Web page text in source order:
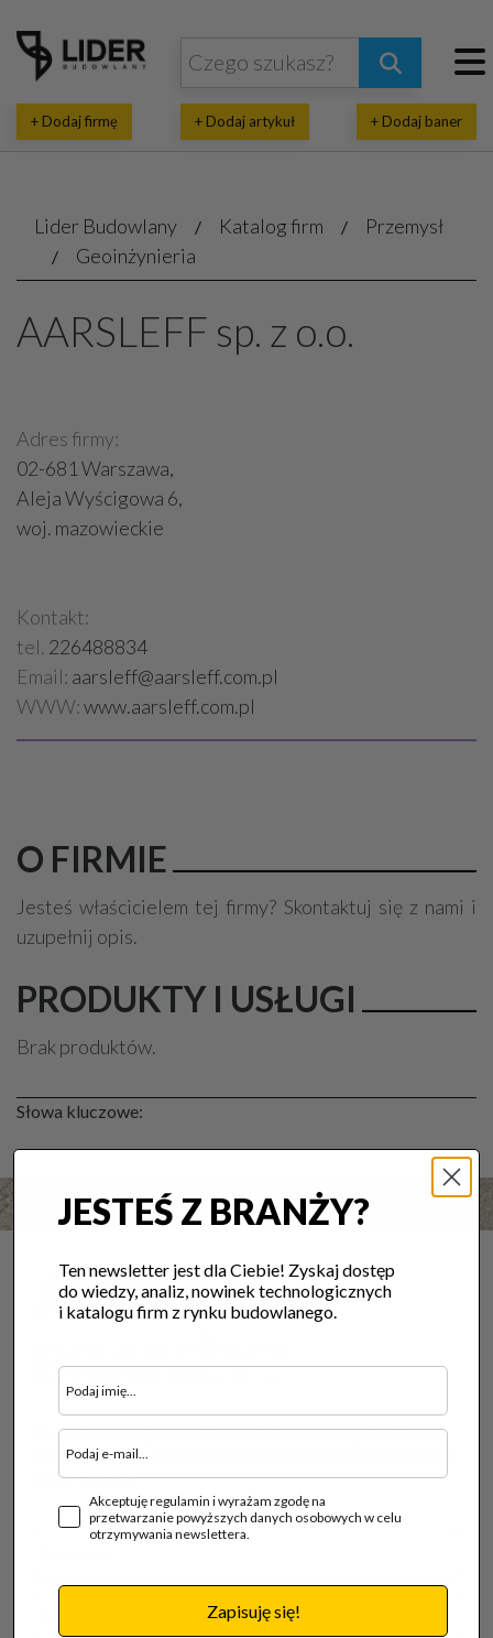
+ Dodaj firmę + Dodaj artykuł + Dodaj baner
Lider Budowlany Katalog firm
Przemysł
Geoinżynieria
AARSLEFF sp. z o.o.
Adres firmy:
02-681 Warszawa,
Aleja Wyścigowa 6,
woj. mazowieckie
Kontakt:
tel. 226488834
Email: aarsleff@aarsleff.com.pl
WWW:www.aarsleff.com.pl
O FIRMIE
Jesteś właścicielem tej firmy? Skontaktuj się z nami i
uzupełnij opis.
PRODUKTY I USŁUGI
Brak produktów.
Słowa kluczowe:
JESTEŚ Z
BRANŻY?
Ten newsletter jest dla Ciebie! Zyskaj dostęp do wiedzy,
analiz, nowinek technologicznych i katalogu firm z rynku
budowlanego.
JESTEŚ Z BRANŻY?
Ten newsletter jest dla Ciebie! Zyskaj dostęp
do wiedzy, analiz, nowinek technologicznych
i katalogu firm z rynku budowlanego.
Akceptuję regulamin i wyrażam zgodę na
przetwarzanie powyższych danych osobowych w celu
otrzymywania newslettera.
Zapisuję się!